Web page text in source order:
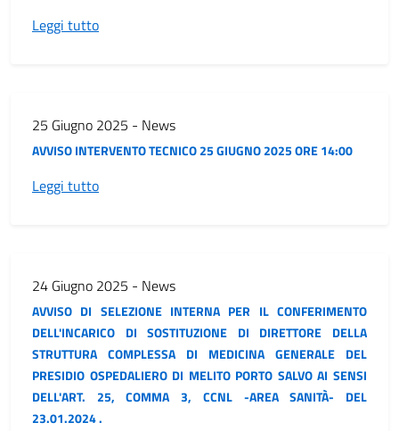
Leggi tutto
25 Giugno 2025 - News
AVVISO INTERVENTO TECNICO 25 GIUGNO 2025 ORE 14:00
Leggi tutto
24 Giugno 2025 - News
AVVISO DI SELEZIONE INTERNA PER IL CONFERIMENTO
DELL'INCARICO DI SOSTITUZIONE DI DIRETTORE DELLA
STRUTTURA COMPLESSA DI MEDICINA GENERALE DEL
PRESIDIO OSPEDALIERO DI MELITO PORTO SALVO AI SENSI
DELL'ART. 25, COMMA 3, CCNL -AREA SANITÀ- DEL
23.01.2024 .